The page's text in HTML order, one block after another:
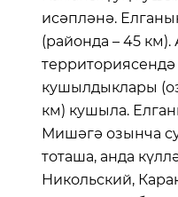
исәпләнә.
(районда – 45
территориясендә
кушылдыклары
км) кушыла.
Мишәгә озынча
тоташа, анда
Никольский,